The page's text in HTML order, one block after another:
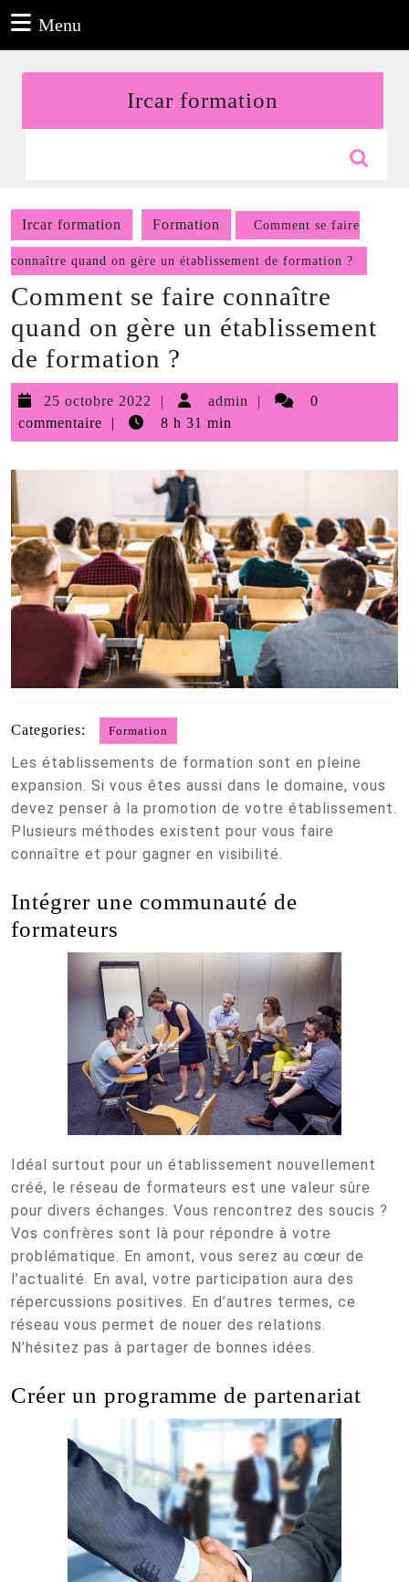
au
contenu
Menu
Ircar formation
Ircar formation Formation Comment se faire
connaître quand on gère un établissement de formation ?
Comment se faire connaître
quand on gère un établissement
de formation ?
25 octobre 2022
25
octobre
2022
admin admin 0
commentaire
8 h 31 min
Categories: Formation
Les établissements de formation sont en pleine
expansion. Si vous êtes aussi dans le domaine, vous
devez penser à la promotion de votre établissement.
Plusieurs méthodes existent pour vous faire
connaître et pour gagner en visibilité.
Intégrer une communauté de
formateurs
Idéal surtout pour un établissement nouvellement
créé, le réseau de formateurs est une valeur sûre
pour divers échanges. Vous rencontrez des soucis ?
Vos confrères sont là pour répondre à votre
problématique. En amont, vous serez au cœur de
l’actualité. En aval, votre participation aura des
répercussions positives. En d’autres termes, ce
réseau vous permet de nouer des relations.
N’hésitez pas à partager de bonnes idées.
Créer un programme de partenariat